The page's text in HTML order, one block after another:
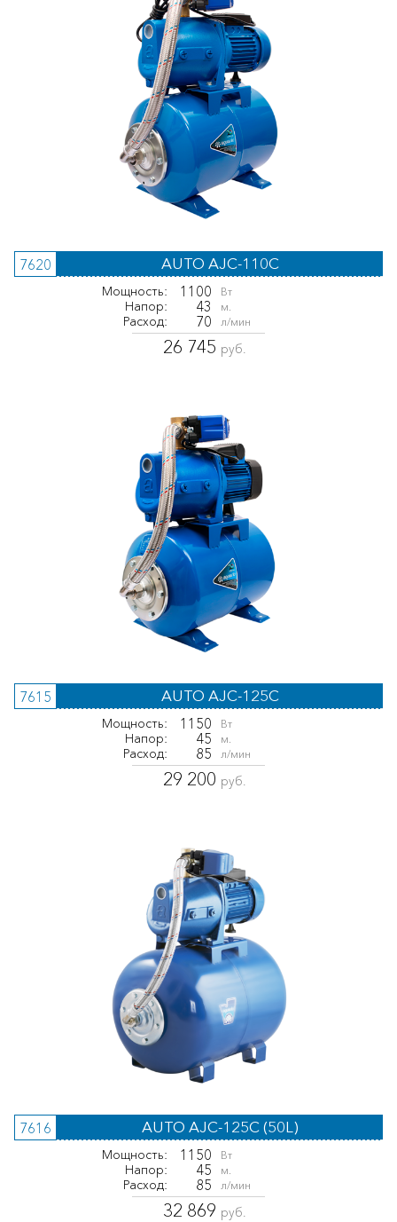
7620 AUTO AJC-110C
Мощность: 1100 Вт
Напор: 43 м.
Расход: 70 л/мин
26 745 руб.
7615 AUTO AJC-125C
Мощность: 1150 Вт
Напор: 45 м.
Расход: 85 л/мин
29 200 руб.
7616 AUTO AJC-125C (50L)
Мощность: 1150 Вт
Напор: 45 м.
Расход: 85 л/мин
32 869 руб.